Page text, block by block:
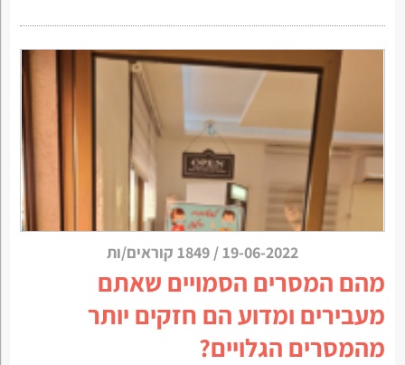
19-06-2022
/ 1849 קוראים/ות
מהם המסרים הסמויים שאתם
מעבירים ומדוע הם חזקים יותר
מהמסרים הגלויים?